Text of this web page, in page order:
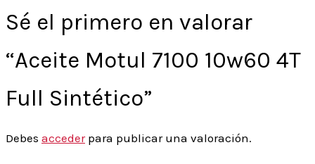
Sé el primero en valorar
“Aceite Motul 7100 10w60 4T
Full Sintético”
Debes accederpara publicar una valoración.